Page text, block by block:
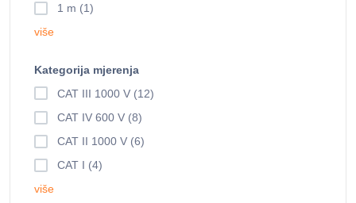
1 m (1)
više
Kategorija mjerenja
CAT III 1000 V (12)
CAT IV 600 V (8)
CAT II 1000 V (6)
CAT I (4)
više